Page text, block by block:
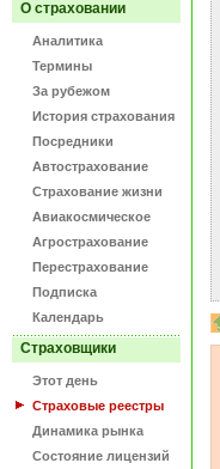
О страховании
Аналитика
Термины
За рубежом
История страхования
Посредники
Автострахование
Страхование жизни
Авиакосмическое
Агрострахование
Перестрахование
Подписка
Календарь
Страховщики
Этот день
Страховые реестры
Динамика рынка
Состояние лицензий